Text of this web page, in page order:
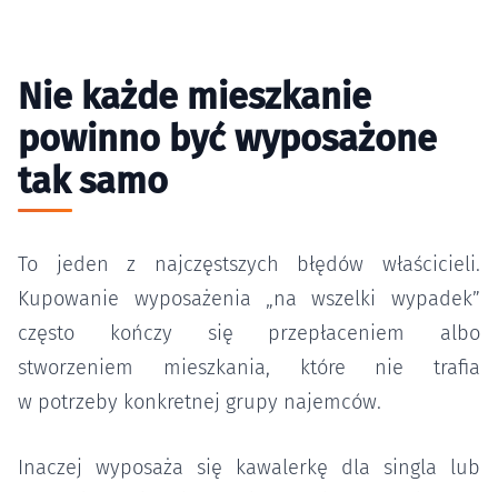
Nie każde mieszkanie
powinno być wyposażone
tak samo
To jeden z najczęstszych błędów właścicieli.
Kupowanie wyposażenia „na wszelki wypadek”
często kończy się przepłaceniem albo
stworzeniem mieszkania, które nie trafia
w potrzeby konkretnej grupy najemców.
Inaczej wyposaża się kawalerkę dla singla lub